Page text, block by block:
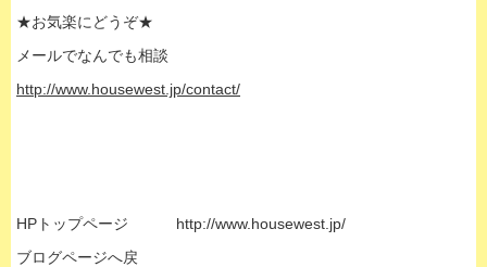
★お気楽にどうぞ★
メールでなんでも相談
http://www.housewest.jp/contact/
HPトップページ http://www.housewest.jp/
ブログページへ戻